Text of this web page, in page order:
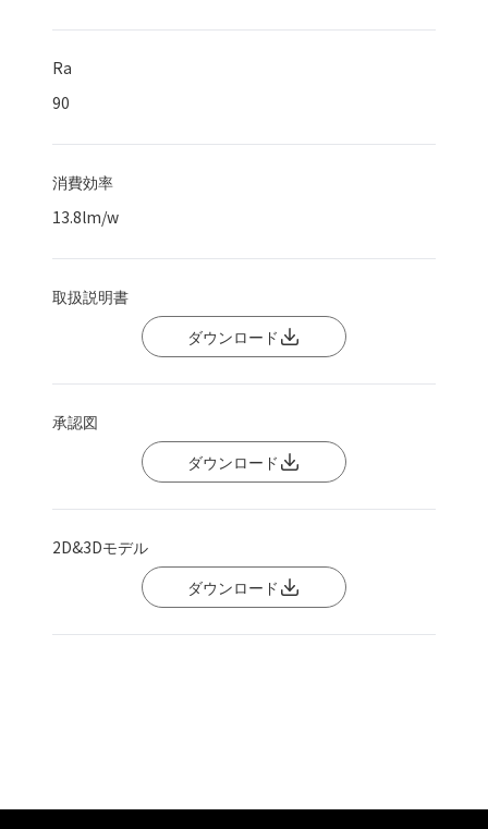
Ra
90
消費効率
13.8lm/w
取扱説明書
ダウンロード
承認図
ダウンロード
2D&3Dモデル
ダウンロード